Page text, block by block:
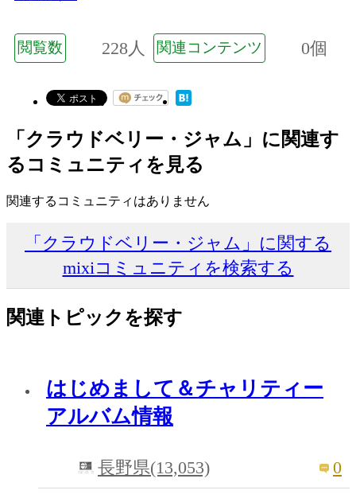
閲覧数 228人 関連コンテンツ 0個
「クラウドベリー・ジャム」に関連す
るコミュニティを見る
関連するコミュニティはありません
「クラウドベリー・ジャム」に関する
mixiコミュニティを検索する
関連トピックを探す
はじめまして＆チャリティー
アルバム情報
長野県(13,053) 0